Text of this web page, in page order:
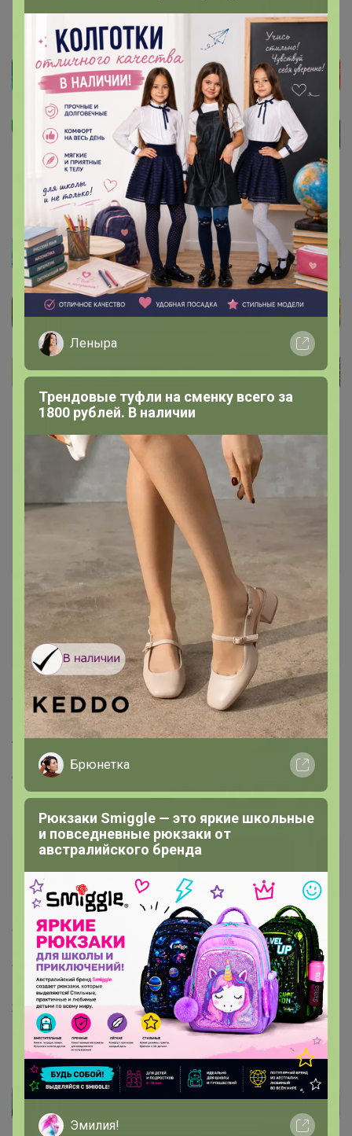
Каталог
Сумки мужские ( СКИДКИ ДО 70%)
Магистр
9 января, 2023 22:11
Artemida, Прямая оплата картой невозможна. В
выборе периода действия карты нет 2022 года,а банки
сейчас карты не меняют,просто продлевают. Как
платить?
Артемида
Бронзовый организатор
9 января, 2023 22:29 1
Tasha38, здравствуйте 🌸да в курсе уже этой
проблемы. Прошло обновление и почему-то теперь
2023 год только выходит.
Напишу сейчас в тех. Поддержку.
Леныра
Трендовые туфли на сменку всего за
1800 рублей. В наличии
Брюнетка
Рюкзаки Smiggle — это яркие школьные
и повседневные рюкзаки от
австралийского бренда
Эмилия!